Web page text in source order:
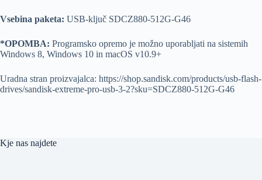
Vsebina paketa: USB‑ključ SDCZ880-512G-G46
*OPOMBA: Programsko opremo je možno uporabljati na sistemih
Windows 8, Windows 10 in macOS v10.9+
Uradna stran proizvajalca: https://shop.sandisk.com/products/usb-flash-
drives/sandisk-extreme-pro-usb-3-2?sku=SDCZ880-512G-G46
Kje nas najdete